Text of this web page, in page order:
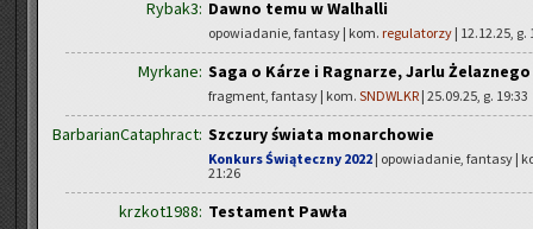
Rybak3: Dawno temu w Walhalli
opowiadanie, fantasy | kom. regulatorzy | 12.12.25, g.
Myrkane: Saga o Kárze i Ragnarze, Jarlu Żelaznego
fragment, fantasy | kom. SNDWLKR | 25.09.25, g. 19:33
BarbarianCataphract: Szczury świata monarchowie
Konkurs Świąteczny 2022 | opowiadanie, fantasy |
21:26
krzkot1988: Testament Pawła